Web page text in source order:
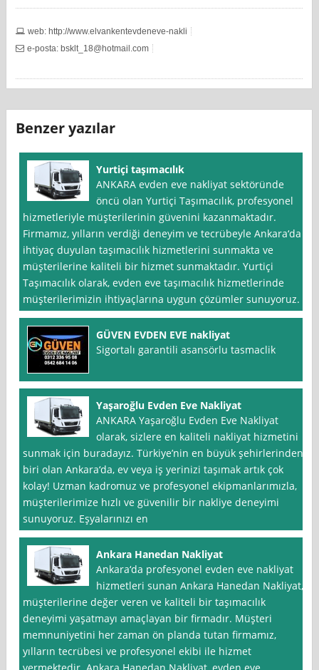
web: http://www.elvankentevdeneve-nakli
e-posta: bsklt_18@hotmail.com
Benzer yazılar
Yurtiçi taşımacılık
ANKARA evden eve nakliyat sektöründe
öncü olan Yurtiçi Taşımacılık, profesyonel
hizmetleriyle müşterilerinin güvenini kazanmaktadır.
Firmamız, yılların verdiği deneyim ve tecrübeyle Ankara‘da
ihtiyaç duyulan taşımacılık hizmetlerini sunmakta ve
müşterilerine kaliteli bir hizmet sunmaktadır. Yurtiçi
Taşımacılık olarak, evden eve taşımacılık hizmetlerinde
müşterilerimizin ihtiyaçlarına uygun çözümler sunuyoruz.
GÜVEN EVDEN EVE nakliyat
Sigortalı garantili asansörlu tasmaclik
Yaşaroğlu Evden Eve Nakliyat
ANKARA Yaşaroğlu Evden Eve Nakliyat
olarak, sizlere en kaliteli nakliyat hizmetini
sunmak için buradayız. Türkiye’nin en büyük şehirlerinden
biri olan Ankara‘da, ev veya iş yerinizi taşımak artık çok
kolay! Uzman kadromuz ve profesyonel ekipmanlarımızla,
müşterilerimize hızlı ve güvenilir bir nakliye deneyimi
sunuyoruz. Eşyalarınızı en
Ankara Hanedan Nakliyat
Ankara‘da profesyonel evden eve nakliyat
hizmetleri sunan Ankara Hanedan Nakliyat,
müşterilerine değer veren ve kaliteli bir taşımacılık
deneyimi yaşatmayı amaçlayan bir firmadır. Müşteri
memnuniyetini her zaman ön planda tutan firmamız,
yılların tecrübesi ve profesyonel ekibi ile hizmet